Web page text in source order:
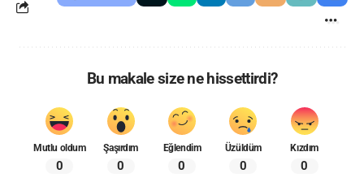
Bu makale size ne hissettirdi?
Mutlu oldum
0
Şaşırdım
0
Eğlendim
0
Üzüldüm
0
Kızdım
0